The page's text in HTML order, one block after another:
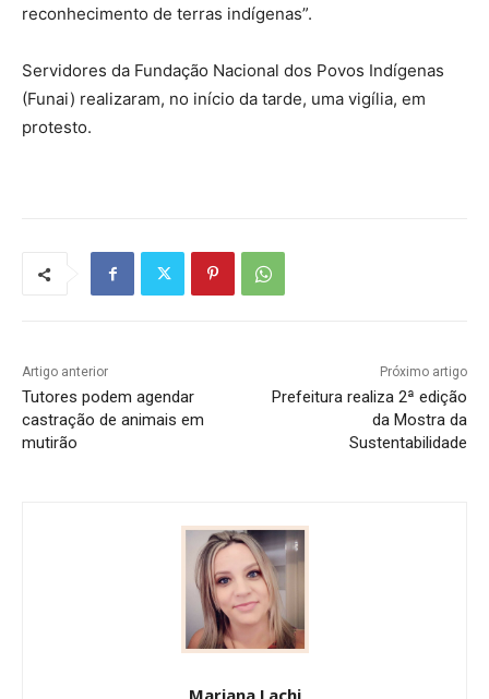
reconhecimento de terras indígenas”.
Servidores da Fundação Nacional dos Povos Indígenas
(Funai) realizaram, no início da tarde, uma vigília, em
protesto.
Artigo anterior
Tutores podem agendar
castração de animais em
mutirão
Próximo artigo
Prefeitura realiza 2ª edição
da Mostra da
Sustentabilidade